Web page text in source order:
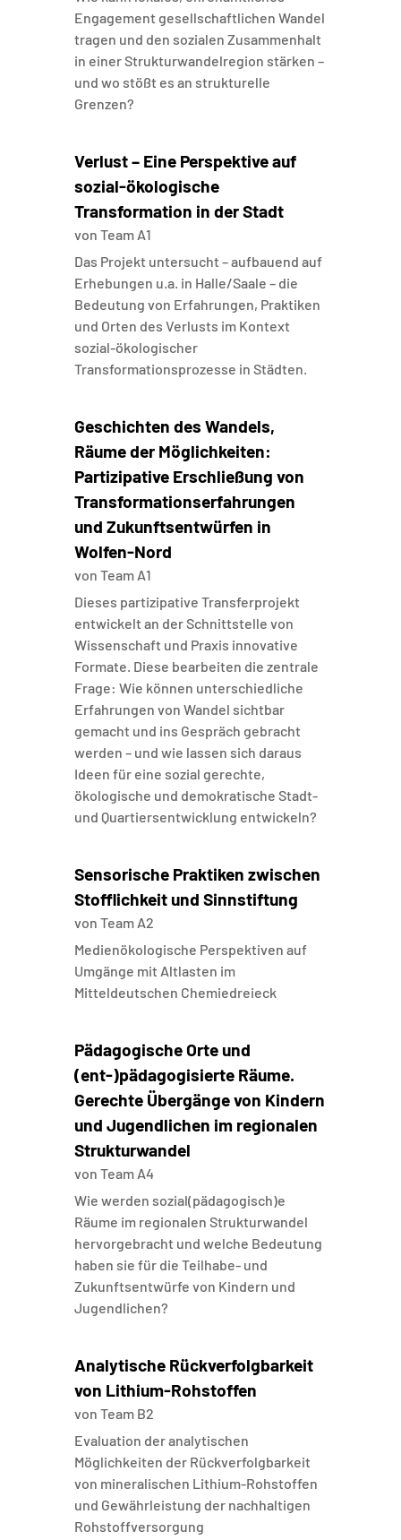
Engagement gesellschaftlichen Wandel
tragen und den sozialen Zusammenhalt
in einer Strukturwandelregion stärken –
und wo stößt es an strukturelle
Grenzen?
Verlust – Eine Perspektive auf
sozial-ökologische
Transformation in der Stadt
von Team A1
Das Projekt untersucht – aufbauend auf
Erhebungen u.a. in Halle/Saale – die
Bedeutung von Erfahrungen, Praktiken
und Orten des Verlusts im Kontext
sozial-ökologischer
Transformationsprozesse in Städten.
Geschichten des Wandels,
Räume der Möglichkeiten:
Partizipative Erschließung von
Transformationserfahrungen
und Zukunftsentwürfen in
Wolfen-Nord
von Team A1
Dieses partizipative Transferprojekt
entwickelt an der Schnittstelle von
Wissenschaft und Praxis innovative
Formate. Diese bearbeiten die zentrale
Frage: Wie können unterschiedliche
Erfahrungen von Wandel sichtbar
gemacht und ins Gespräch gebracht
werden – und wie lassen sich daraus
Ideen für eine sozial gerechte,
ökologische und demokratische Stadt-
und Quartiersentwicklung entwickeln?
Sensorische Praktiken zwischen
Stofflichkeit und Sinnstiftung
von Team A2
Medienökologische Perspektiven auf
Umgänge mit Altlasten im
Mitteldeutschen Chemiedreieck
Pädagogische Orte und
(ent-)pädagogisierte Räume.
Gerechte Übergänge von Kindern
und Jugendlichen im regionalen
Strukturwandel
von Team A4
Wie werden sozial(pädagogisch)e
Räume im regionalen Strukturwandel
hervorgebracht und welche Bedeutung
haben sie für die Teilhabe- und
Zukunftsentwürfe von Kindern und
Jugendlichen?
Analytische Rückverfolgbarkeit
von Lithium-Rohstoffen
von Team B2
Evaluation der analytischen
Möglichkeiten der Rückverfolgbarkeit
von mineralischen Lithium-Rohstoffen
und Gewährleistung der nachhaltigen
Rohstoffversorgung